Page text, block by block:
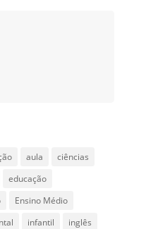
aula
ciências
educação
Ensino Médio
infantil
inglês